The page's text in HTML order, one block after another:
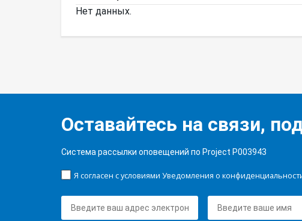
Нет данных.
Оставайтесь на связи,
Система рассылки оповещений по Project P003943
Я согласен с условиями Уведомления о